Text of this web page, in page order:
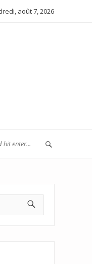
août 7, 2026